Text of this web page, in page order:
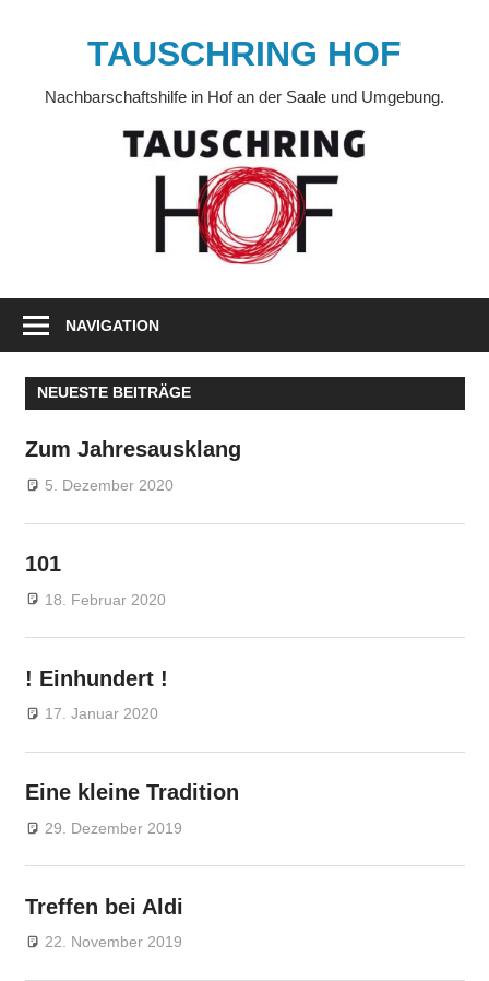
TAUSCHRING HOF
Nachbarschaftshilfe in Hof an der Saale und Umgebung.
NAVIGATION
NEUESTE BEITRÄGE
Zum Jahresausklang
5. Dezember 2020
101
18. Februar 2020
! Einhundert !
17. Januar 2020
Eine kleine Tradition
29. Dezember 2019
Treffen bei Aldi
22. November 2019